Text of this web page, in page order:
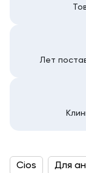
Лет
Cios Для